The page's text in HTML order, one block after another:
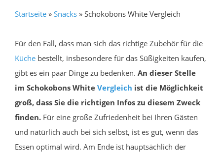
Startseite » Snacks » Schokobons White Vergleich
Für den Fall, dass man sich das richtige Zubehör für die
Küche bestellt, insbesondere für das Süßigkeiten kaufen,
gibt es ein paar Dinge zu bedenken. An dieser Stelle
im Schokobons White Vergleich ist die Möglichkeit
groß, dass Sie die richtigen Infos zu diesem Zweck
finden. Für eine große Zufriedenheit bei Ihren Gästen
und natürlich auch bei sich selbst, ist es gut, wenn das
Essen optimal wird. Am Ende ist hauptsächlich der